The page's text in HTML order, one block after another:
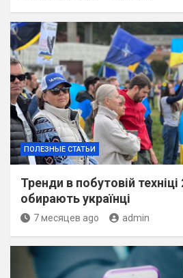
ПОЛЕЗНЫЕ СТАТЬИ
Тренди в побутовій
обирають українці
7 месяцев ago admin